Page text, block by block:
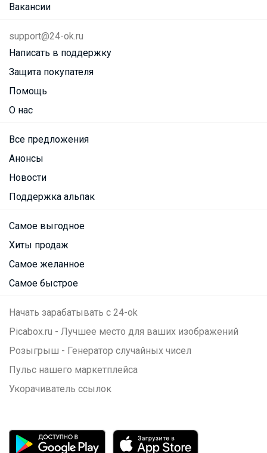
Вакансии
support@24-ok.ru
Написать в поддержку
Защита покупателя
Помощь
О нас
Все предложения
Анонсы
Новости
Поддержка альпак
Самое выгодное
Хиты продаж
Самое желанное
Самое быстрое
Начать зарабатывать с 24-ok
Picabox.ru - Лучшее место для ваших изображений
Розыгрыш - Генератор случайных чисел
Пульс нашего маркетплейса
Укорачиватель ссылок